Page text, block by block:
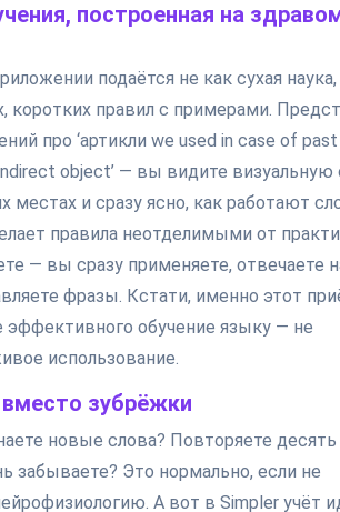
построенная на
подаётся не как сухая наука,
коротких правил с примерами.
про ‘артикли we used in case of past
object’ — вы видите визуальную
местах и сразу ясно, как работают
правила неотделимыми от
— вы сразу применяете, отвечаете
фразы. Кстати, именно этот
обучение языку — не
использование.
зубрёжки
новые слова? Повторяете десять
забываете? Это нормально, если не
А вот в Simpler учёт